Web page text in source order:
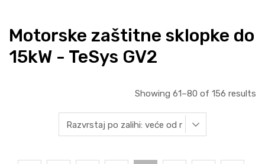
Motorske zaštitne sklopke do
15kW - TeSys GV2
Showing 61–80 of 156 results